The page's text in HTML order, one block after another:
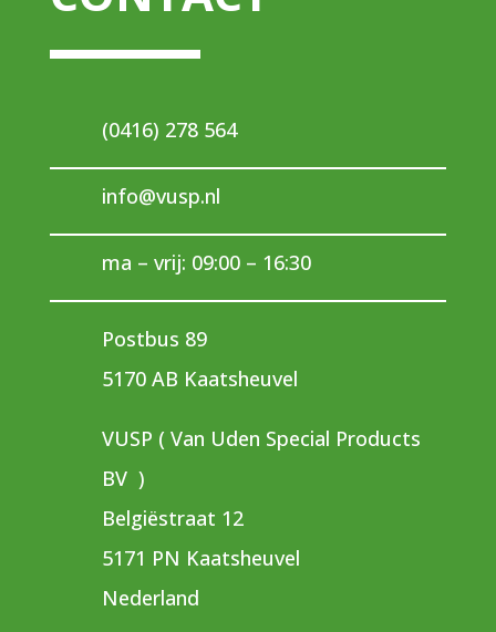
(0416) 278 564
info@vusp.nl
ma – vrij: 09:00 – 16:30
Postbus 89
5170 AB Kaatsheuvel
VUSP ( Van Uden Special Products
BV )
Belgiëstraat 12
5171 PN Kaatsheuvel
Nederland